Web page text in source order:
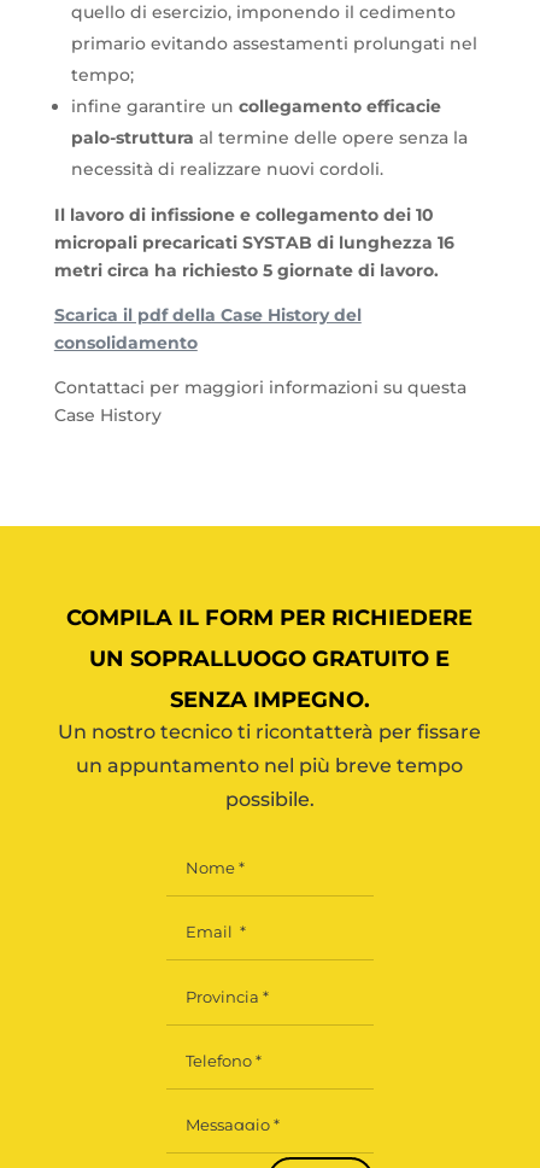
quello di esercizio, imponendo il cedimento
primario evitando assestamenti prolungati nel
tempo;
infine garantire un collegamento efficacie
palo-struttura al termine delle opere senza la
necessità di realizzare nuovi cordoli.
Il lavoro di infissione e collegamento dei 10
micropali precaricati SYSTAB di lunghezza 16
metri circa ha richiesto 5 giornate di lavoro.
Scarica il pdf della Case History del
consolidamento
Contattaci per maggiori informazioni su questa
Case History
COMPILA IL FORM PER RICHIEDERE
UN SOPRALLUOGO GRATUITO E
SENZA IMPEGNO.
Un nostro tecnico ti ricontatterà per fissare
un appuntamento nel più breve tempo
possibile.